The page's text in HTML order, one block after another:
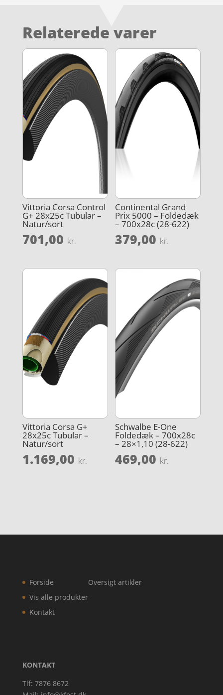
Relaterede varer
Vittoria Corsa Control
G+ 28x25c Tubular –
Natur/sort
701,00 kr.
Continental Grand
Prix 5000 – Foldedæk
– 700x28c (28-622)
379,00 kr.
Vittoria Corsa G+
28x25c Tubular –
Natur/sort
1.169,00 kr.
Schwalbe E-One
Foldedæk – 700x28c
– 28×1,10 (28-622)
469,00 kr.
Forside
Vis alle produkter
Kontakt
Oversigt artikler
KONTAKT
Tlf: 7876 8672